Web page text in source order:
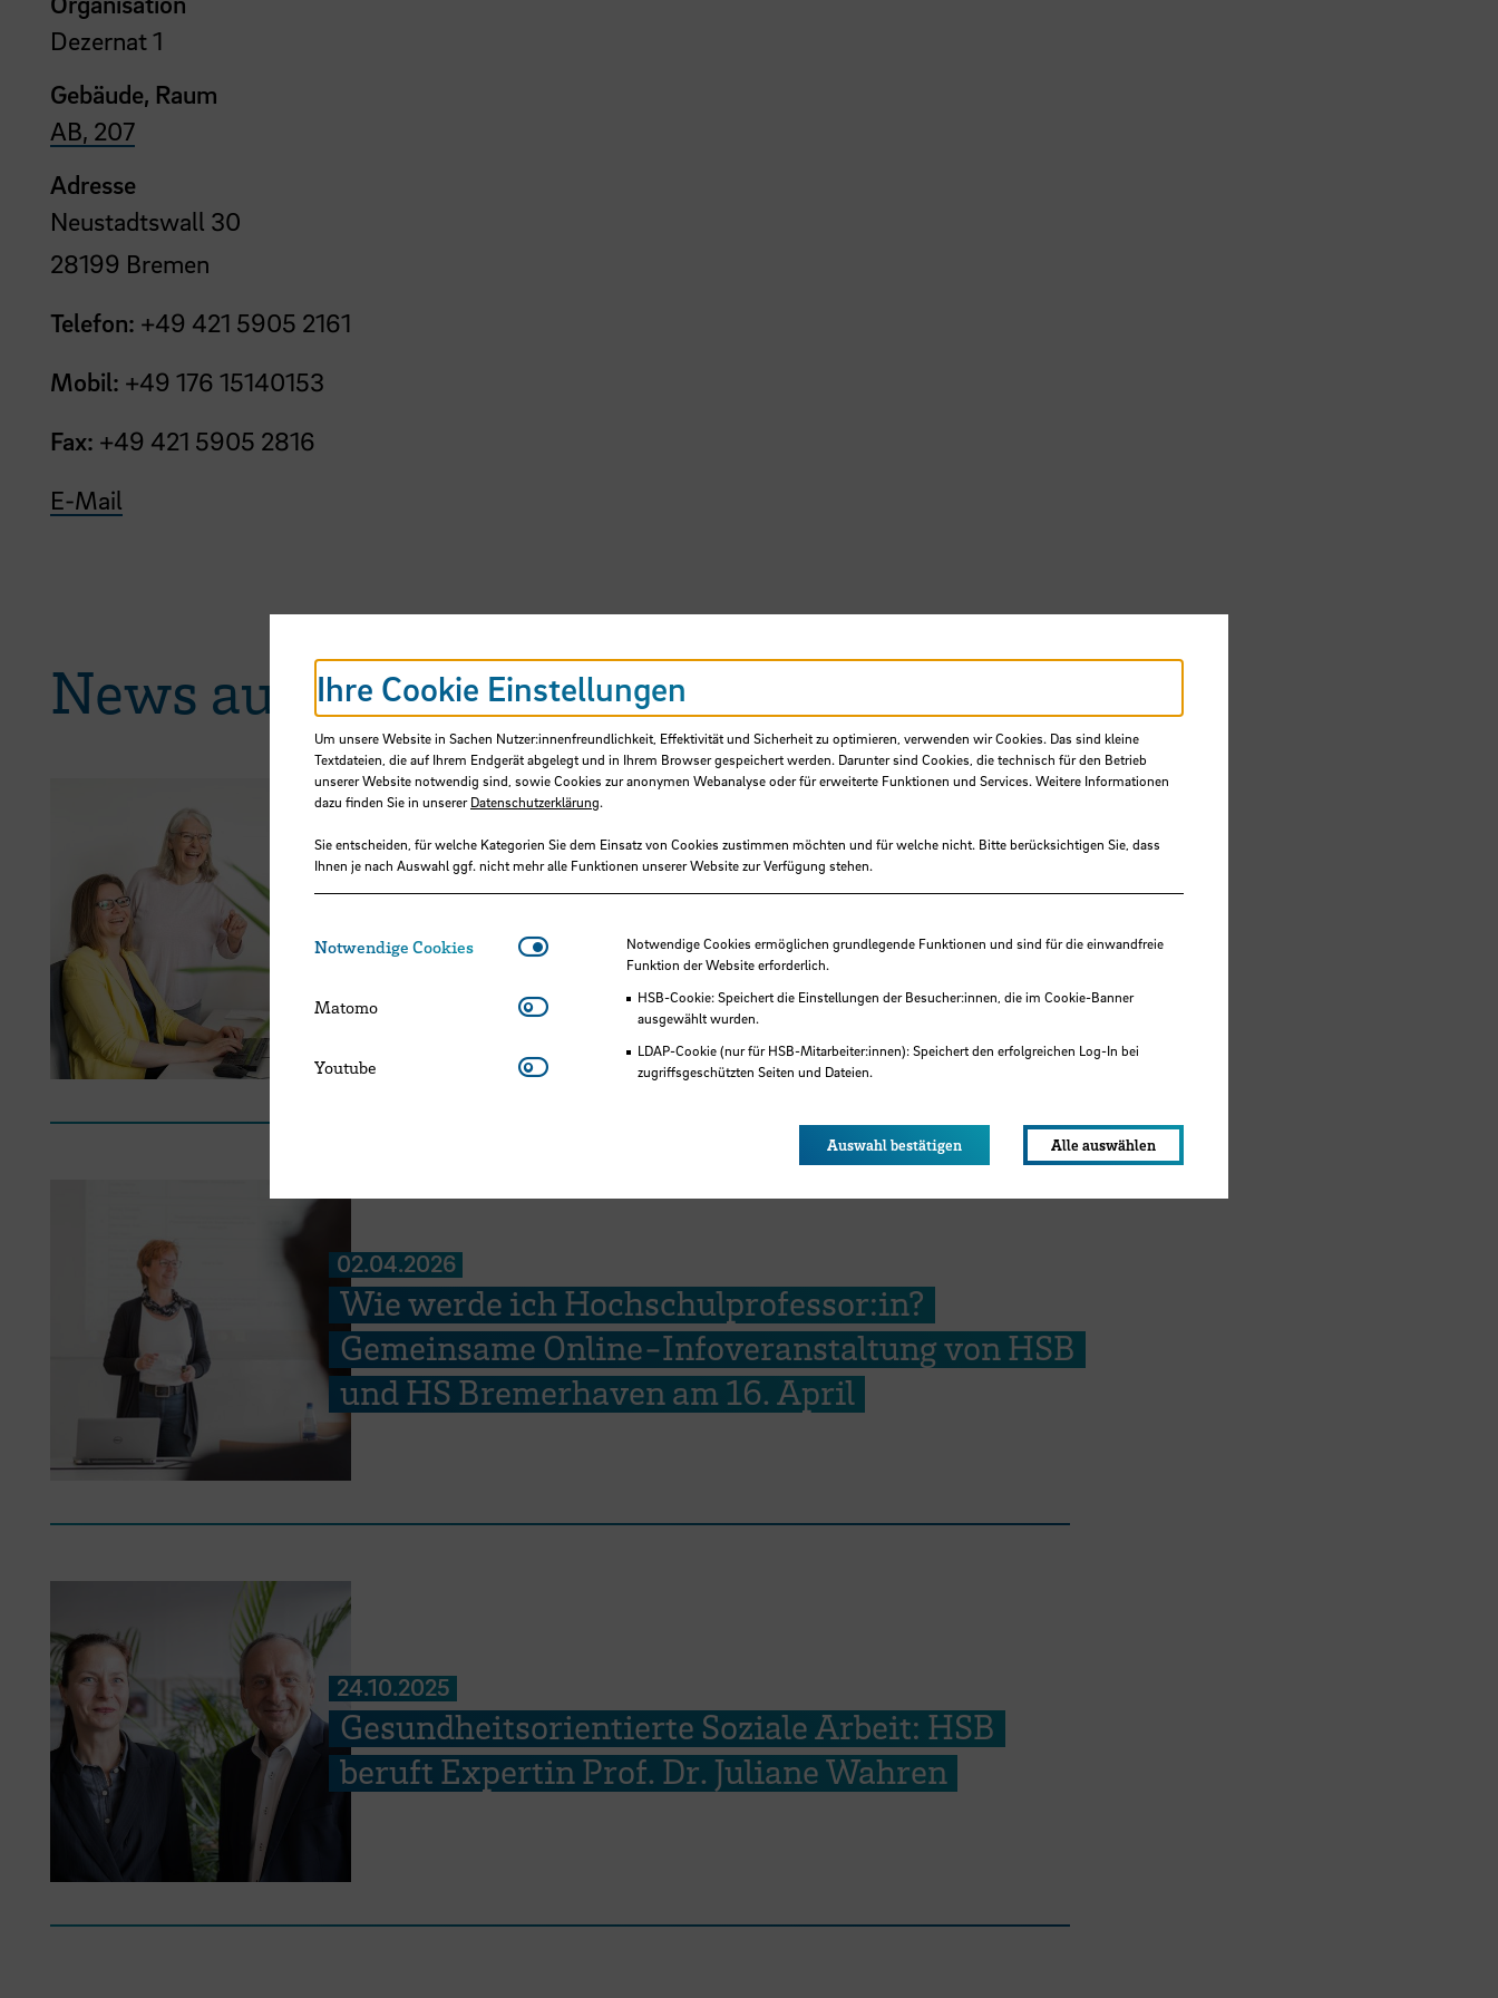
Dezernat 1
Gebäude, Raum
AB, 207
Adresse
Neustadtswall 30
28199 Bremen
Telefon: +49 421 5905 2161
Mobil: +49 176 15140153
Fax: +49 421 5905 2816
E-Mail
News aus der HSB
22.07.2026
Besuchen Sie unser neues Karriereportal
02.04.2026
Wie werde ich Hochschulprofessor:in?
Gemeinsame Online-Infoveranstaltung von HSB
und HS Bremerhaven am 16. April
24.10.2025
Gesundheitsorientierte Soziale Arbeit: HSB
beruft Expertin Prof. Dr. Juliane Wahren
Ihre Cookie Einstellungen
Um unsere Website in Sachen Nutzer:innenfreundlichkeit, Effektivität und Sicherheit zu optimieren, verwenden wir Cookies. Das sind kleine
Textdateien, die auf Ihrem Endgerät abgelegt und in Ihrem Browser gespeichert werden. Darunter sind Cookies, die technisch für den Betrieb
unserer Website notwendig sind, sowie Cookies zur anonymen Webanalyse oder für erweiterte Funktionen und Services. Weitere Informationen
dazu finden Sie in unsererDatenschutzerklärung.
Sie entscheiden, für welche Kategorien Sie dem Einsatz von Cookies zustimmen möchten und für welche nicht. Bitte berücksichtigen Sie, dass
Ihnen je nach Auswahl ggf. nicht mehr alle Funktionen unserer Website zur Verfügung stehen.
Notwendige Cookies Notwendige CookiesNotwendige Cookies ermöglichen grundlegende Funktionen und sind für die einwandfreie
Funktion der Website erforderlich.
HSB-Cookie: Speichert die Einstellungen der Besucher:innen, die im Cookie-Banner
ausgewählt wurden.
LDAP-Cookie (nur für HSB-Mitarbeiter:innen): Speichert den erfolgreichen Log-In bei
zugriffsgeschützten Seiten und Dateien.
Matomo Matomo
Youtube Youtube
Auswahl bestätigen Alle auswählen